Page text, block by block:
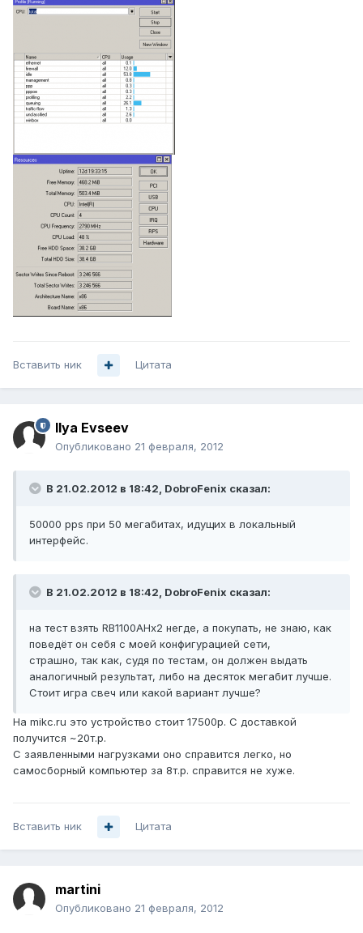
Вставить ник Цитата
Ilya Evseev
Опубликовано 21 февраля, 2012
В 21.02.2012 в 18:42, DobroFenix сказал:
50000 pps при 50 мегабитах, идущих в локальный
интерфейс.
В 21.02.2012 в 18:42, DobroFenix сказал:
на тест взять RB1100AHx2 негде, а покупать, не знаю, как
поведёт он себя с моей конфигурацией сети,
страшно, так как, судя по тестам, он должен выдать
аналогичный результат, либо на десяток мегабит лучше.
Стоит игра свеч или какой вариант лучше?
На mikc.ru это устройство стоит 17500р. С доставкой
получится ~20т.р.
С заявленными нагрузками оно справится легко, но
самосборный компьютер за 8т.р. справится не хуже.
Вставить ник Цитата
martini
Опубликовано 21 февраля, 2012